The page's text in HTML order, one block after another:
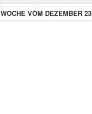
WOCHE VOM DEZEMBER 23